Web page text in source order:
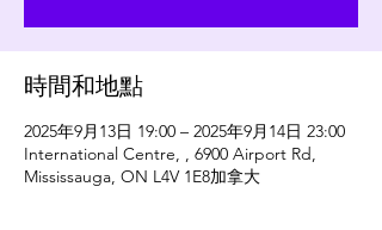
時間和地點
2025年9月13日 19:00 – 2025年9月14日 23:00
International Centre, , 6900 Airport Rd,
Mississauga, ON L4V 1E8加拿大